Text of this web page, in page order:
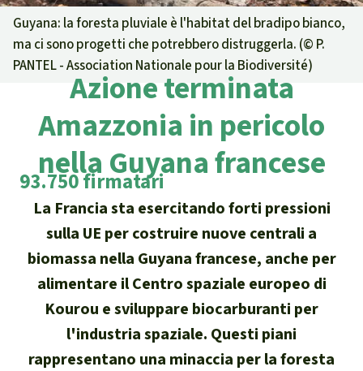
Informazioni
Informati
Attualità
Risultati
Temi principali
Foresta tropicale
Biomassa e Bioenergia
Legno Tropicale
Olio di palma
Allevamenti industriali
Biodiversità
Chi siamo
40 anni di Salviamo la Foresta
Contattaci
Trasparenza
Sede legale
Cerca
Italiano
Deutsch
English
Español
Français
Donazione urgente
Donazione per una causa specifica
Protezione degli animali
Difensore e difensori delle foreste
In difesa della foresta
particolare
America Latina
Africa
Sud-est asiatico
Guyana: la foresta pluviale è l'habitat del bradipo bianco,
ma ci sono progetti che potrebbero distruggerla. (© P.
PANTEL - Association Nationale pour la Biodiversité)
Azione terminata
Amazzonia in pericolo
nella Guyana francese
93.750 firmatari
La Francia sta esercitando forti pressioni
sulla UE per costruire nuove centrali a
biomassa nella Guyana francese, anche per
alimentare il Centro spaziale europeo di
Kourou e sviluppare biocarburanti per
l'industria spaziale. Questi piani
rappresentano una minaccia per la foresta